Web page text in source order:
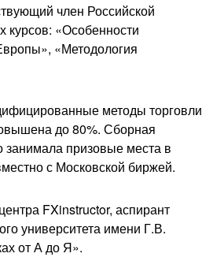
член Российской
«Особенности
«Методология
методы торговли
до 80%. Сборная
занимала призовые места в
с Московской биржей.
FXinstructor, аспирант
университета имени Г.В.
от А до Я».